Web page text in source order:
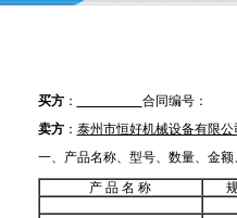
买方：
合同编号：
卖方： 泰州市恒好机械设备有限公
一、产品名称、型号、数量、金额
产 品 名 称